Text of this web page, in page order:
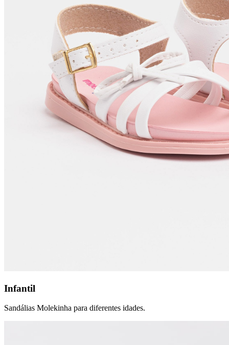
Infantil
Sandálias Molekinha para diferentes idades.